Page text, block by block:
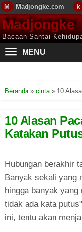
Madjongke.com
Madjongke
Bacaan Santai
MENU
Beranda» cinta» 10
10 Alasan
Katakan
Hubungan berakhir
Banyak sekali yang
hingga banyak yang
tidak ada kata
ini, tentu akan